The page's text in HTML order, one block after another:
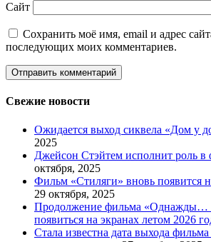
Сайт
Сохранить моё имя, email и адрес
последующих моих комментариев.
Свежие новости
Ожидается выход сиквела «Дом у
2025
Джейсон Стэйтем исполнит роль в
октября, 2025
Фильм «Стиляги» вновь появится
29 октября, 2025
Продолжение фильма «Однажды…
появиться на экранах летом 2026
Стала известна дата выхода